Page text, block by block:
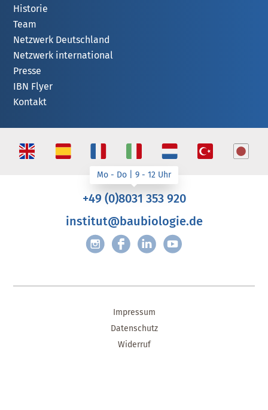
Historie
Team
Netzwerk Deutschland
Netzwerk international
Presse
IBN Flyer
Kontakt
+49 (0)8031 353 920
institut@baubiologie.de
Impressum
Datenschutz
Widerruf